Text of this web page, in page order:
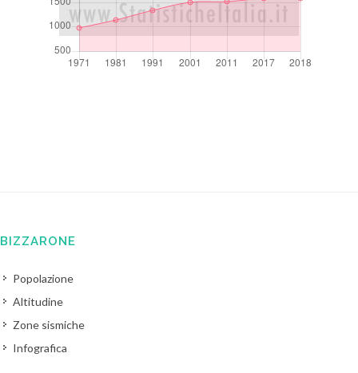
BIZZARONE
Popolazione
Altitudine
Zone sismiche
Infografica